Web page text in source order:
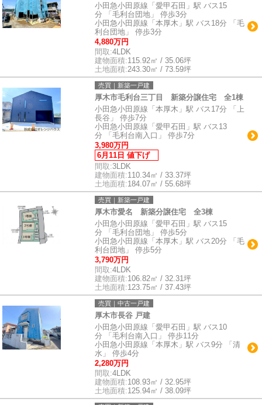
小田急小田原線「愛甲石田」駅 バス15
分 「毛利台団地」 停歩3分
小田急小田原線「本厚木」駅 バス18分 「毛
利台団地」 停歩3分
4,880万円
間取:4LDK
建物面積:115.92㎡ / 35.06坪
土地面積:243.30㎡ / 73.59坪
売買｜新築一戸建
厚木市毛利台三丁目 新築分譲住宅 全1棟
小田急小田原線「本厚木」駅 バス17分 「上
長谷」 停歩7分
小田急小田原線「愛甲石田」駅 バス13
分 「毛利台南入口」 停歩7分
3,980万円
6月11日 値下げ
間取:3LDK
建物面積:110.34㎡ / 33.37坪
土地面積:184.07㎡ / 55.68坪
売買｜新築一戸建
厚木市愛名 新築分譲住宅 全3棟
小田急小田原線「愛甲石田」駅 バス15
分 「毛利台団地」 停歩5分
小田急小田原線「本厚木」駅 バス20分 「毛
利台団地」 停歩5分
3,790万円
間取:4LDK
建物面積:106.82㎡ / 32.31坪
土地面積:123.75㎡ / 37.43坪
売買｜中古一戸建
厚木市長谷 戸建
小田急小田原線「愛甲石田」駅 バス10
分 「毛利台南入口」 停歩11分
小田急小田原線「本厚木」駅 バス9分 「清
水」 停歩4分
2,280万円
間取:4LDK
建物面積:108.93㎡ / 32.95坪
土地面積:125.94㎡ / 38.09坪